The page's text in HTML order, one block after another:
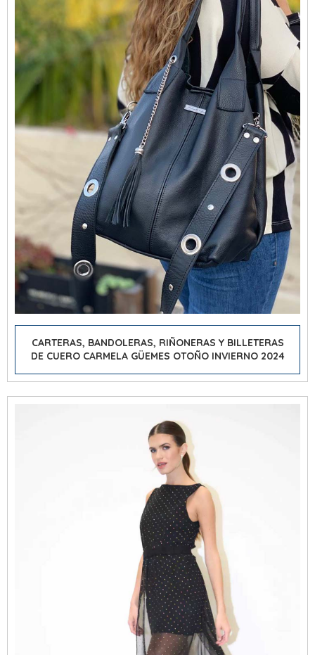
CARTERAS, BANDOLERAS, RIÑONERAS Y BILLETERAS
DE CUERO CARMELA GÜEMES OTOÑO INVIERNO 2024